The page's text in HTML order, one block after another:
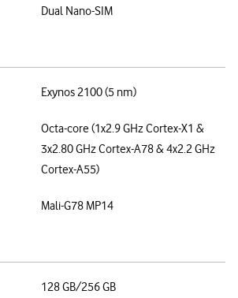
Dual Nano-SIM
Exynos 2100 (5 nm)
Octa-core (1x2.9 GHz Cortex-X1 &
3x2.80 GHz Cortex-A78 & 4x2.2 GHz
Cortex-A55)
Mali-G78 MP14
128 GB/256 GB